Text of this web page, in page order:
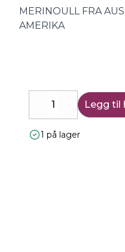
MERINOULL FRA
AMERIKA
DecreaseIncrease
Legg til
1 på lager